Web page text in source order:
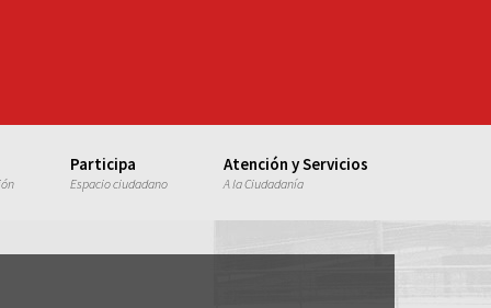
Participa
Espacio ciudadano
Atención y Servicios
A la Ciudadanía